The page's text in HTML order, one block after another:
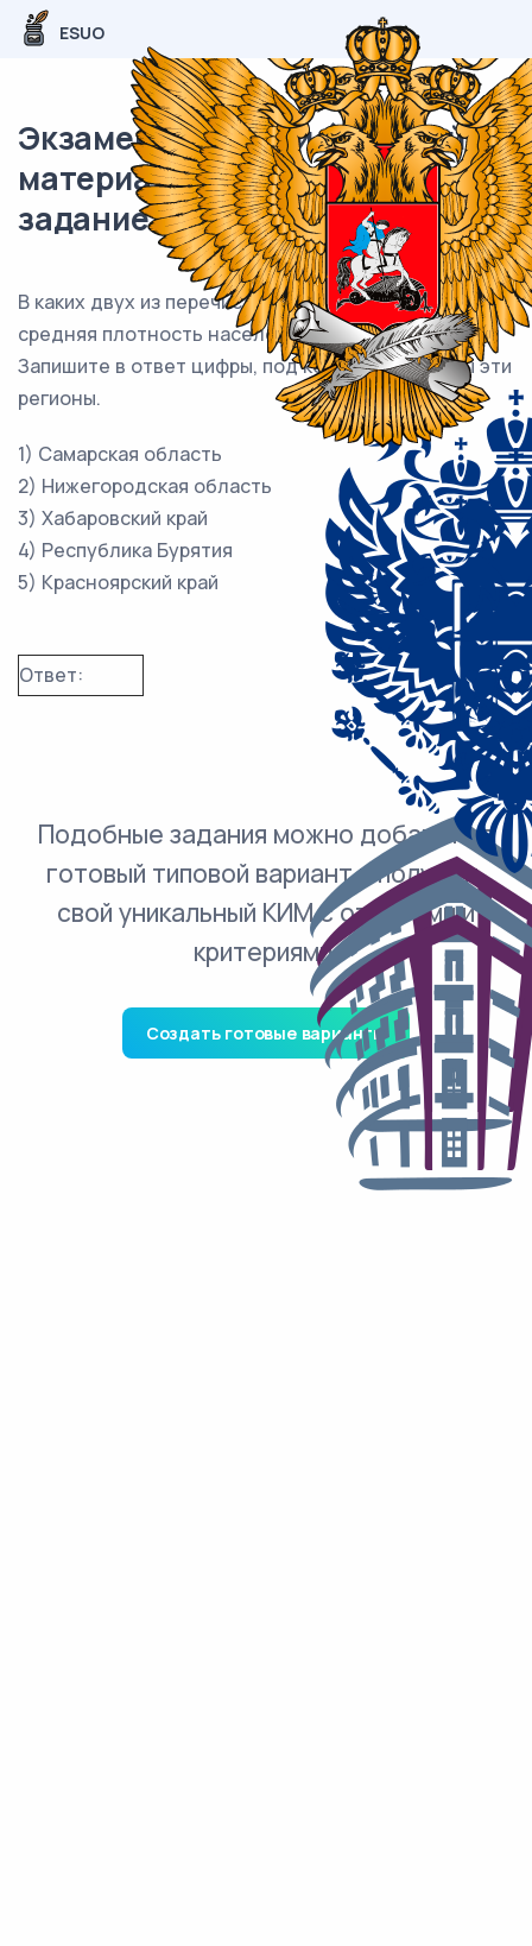
ESUO
Экзаменационный (типовой)
материал ОГЭ / География / 24
задание / 35
В каких двух из перечисленных регионов России
средняя плотность населения наибольшая?
Запишите в ответ цифры, под которыми указаны эти
регионы.
1) Самарская область
2) Нижегородская область
3) Хабаровский край
4) Республика Бурятия
5) Красноярский край
Ответ:
Подобные задания можно добавить в
готовый типовой вариант и получить
свой уникальный КИМ с ответами и
критериями.
Создать готовые варианты